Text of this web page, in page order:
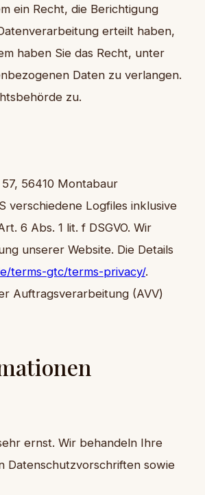
ein Recht, die Berichtigung
erteilt haben,
haben Sie das Recht, unter
Daten zu verlangen.
zu.
56410 Montabaur
verschiedene Logfiles inklusive
6 Abs. 1 lit. f DSGVO. Wir
unserer Website. Die Details
terms-gtc/terms-privacy/.
Auftragsverarbeitung (AVV)
ernst. Wir behandeln Ihre
Datenschutzvorschriften sowie